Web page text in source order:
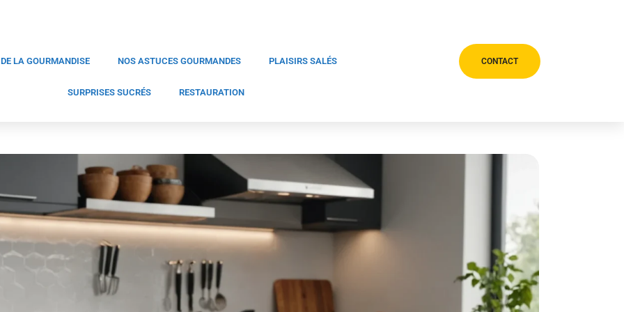
LA GOURMANDISE NOS ASTUCES GOURMANDES PLAISIRS SALÉS
SURPRISES SUCRÉS RESTAURATION
CONTACT